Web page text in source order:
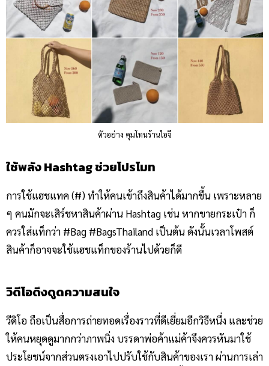
ตัวอย่าง คุมโทนร้านไอจี
ใช้พลัง Hashtag ช่วยโปรโมท
การใช้แฮชแทค (#) ทำให้คนเข้าถึงสินค้าได้มากขึ้น เพราะหลาย
ๆ คนมักจะเสิร์ชหาสินค้าผ่าน Hashtag เช่น หากขายกระเป๋า ก็
ควรใส่แท็กว่า #Bag #BagsThailand เป็นต้น ดังนั้นเวลาโพสต์
สินค้าก็อาจจะใช้แฮชแท็กของร้านไปด้วยก็ดี
วิดีโอดึงดูดความสนใจ
วีดิโอ ถือเป็นสื่อการถ่ายทอดเรื่องราวที่ดีเยี่ยมอีกวิธีหนึ่ง และช่วย
ให้คนหยุดดูมากกว่าภาพนิ่ง บรรดาพ่อค้าแม่ค้าจึงควรหันมาใช้
ประโยชน์จากส่วนตรงเอาไปปรับใช้กับสินค้าของเรา ผ่านการเล่า